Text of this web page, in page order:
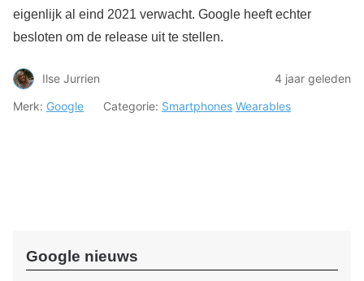
eigenlijk al eind 2021 verwacht. Google heeft echter
besloten om de release uit te stellen.
Ilse Jurrien
4 jaar geleden
Merk: Google Categorie: Smartphones Wearables
Google nieuws